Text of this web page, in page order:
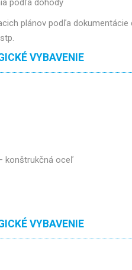
plánov podľa
VYBAVENIE
konštrukčná oceľ
VYBAVENIE